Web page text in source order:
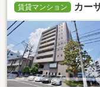
賃貸マンション カー